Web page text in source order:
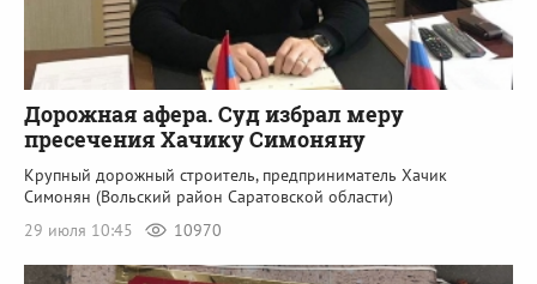
Дорожная афера. Суд избрал меру
пресечения Хачику Симоняну
Крупный дорожный строитель, предприниматель Хачик
Симонян (Вольский район Саратовской области)
29 июля 10:45
10970